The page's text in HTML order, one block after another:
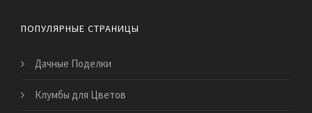
ПОПУЛЯРНЫЕ СТРАНИЦЫ
Дачные Поделки
Клумбы для Цветов